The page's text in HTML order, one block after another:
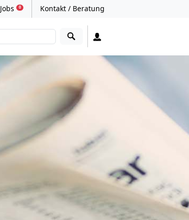
Jobs 0 Kontakt / Beratung